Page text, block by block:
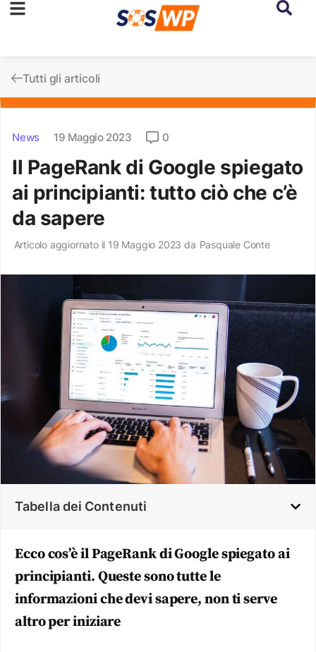
Tutti gli articoli
News 19 Maggio 2023 0
Il PageRank di Google spiegato
ai principianti: tutto ciò che c’è
da sapere
Articolo aggiornato il 19 Maggio 2023 da Pasquale Conte
Tabella dei Contenuti
Ecco cos’è il PageRank di Google spiegato ai
principianti. Queste sono tutte le
informazioni che devi sapere, non ti serve
altro per iniziare